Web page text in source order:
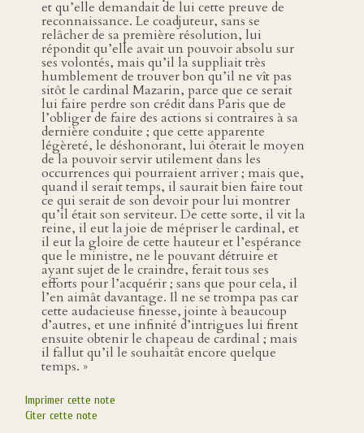
et qu’elle demandait de lui cette preuve de
reconnaissance. Le coadjuteur, sans se
relâcher de sa première résolution, lui
répondit qu’elle avait un pouvoir absolu sur
ses volontés, mais qu’il la suppliait très
humblement de trouver bon qu’il ne vît pas
sitôt le cardinal Mazarin, parce que ce serait
lui faire perdre son crédit dans Paris que de
l’obliger de faire des actions si contraires à sa
dernière conduite ; que cette apparente
légèreté, le déshonorant, lui ôterait le moyen
de la pouvoir servir utilement dans les
occurrences qui pourraient arriver ; mais que,
quand il serait temps, il saurait bien faire tout
ce qui serait de son devoir pour lui montrer
qu’il était son serviteur. De cette sorte, il vit la
reine, il eut la joie de mépriser le cardinal, et
il eut la gloire de cette hauteur et l’espérance
que le ministre, ne le pouvant détruire et
ayant sujet de le craindre, ferait tous ses
efforts pour l’acquérir ; sans que pour cela, il
l’en aimât davantage. Il ne se trompa pas car
cette audacieuse finesse, jointe à beaucoup
d’autres, et une infinité d’intrigues lui firent
ensuite obtenir le chapeau de cardinal ; mais
il fallut qu’il le souhaitât encore quelque
temps. »
Imprimer cette note
Citer cette note